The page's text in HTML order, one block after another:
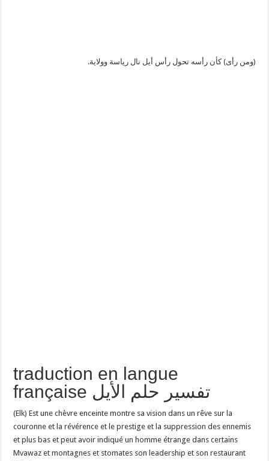
(ومن رأى) كأن رأسه تحول رأس أيل نال رياسة وولاية.
traduction en langue
française تفسير حلم الأيل
(Elk) Est une chèvre enceinte montre sa vision dans un rêve sur la
couronne et la révérence et le prestige et la suppression des ennemis
et plus bas et peut avoir indiqué un homme étrange dans certains
Mvawaz et montagnes et stomates son leadership et son restaurant